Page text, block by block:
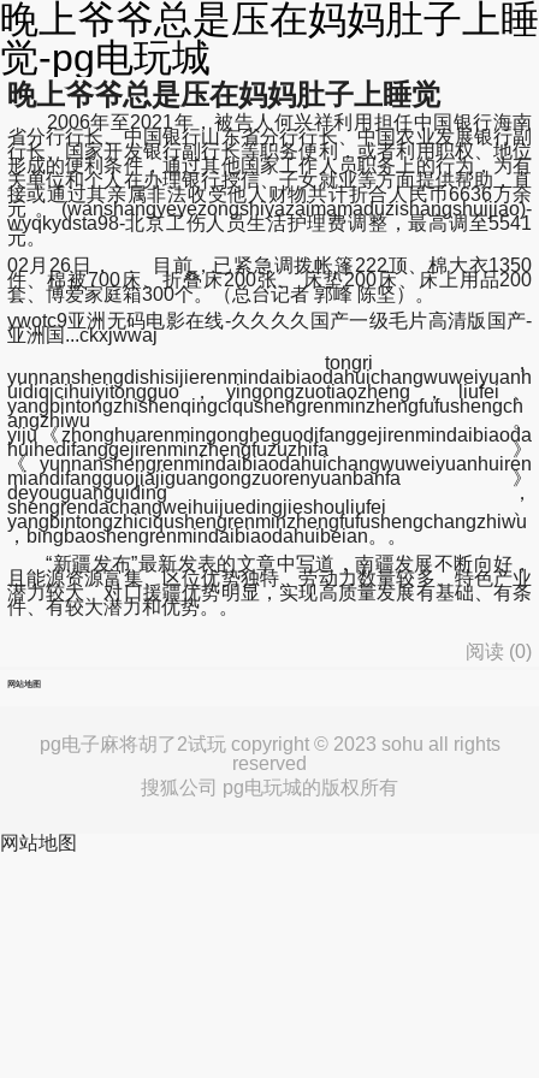
晚上爷爷总是压在妈妈肚子上睡
觉-pg电玩城
晚上爷爷总是压在妈妈肚子上睡觉
2006年至2021年，被告人何兴祥利用担任中国银行海南
省分行行长、中国银行山东省分行行长、中国农业发展银行副
行长、国家开发银行副行长等职务便利，或者利用职权、地位
形成的便利条件，通过其他国家工作人员职务上的行为，为有
关单位和个人在办理银行授信、子女就业等方面提供帮助，直
接或通过其亲属非法收受他人财物共计折合人民币6636万余
元。(wanshangyeyezongshiyazaimamaduzishangshuijiao)-
wyqkydsta98-北京工伤人员生活护理费调整，最高调至5541
元。
02月26日， 目前，已紧急调拨帐篷222顶、棉大衣1350
件、棉被700床、折叠床200张、 床垫200床、床上用品200
套、博爱家庭箱300个。（总台记者 郭峰 陈坚）。
ywotc9亚洲无码电影在线-久久久久国产一级毛片高清版国产-
亚洲国...ckxjwwaj
tongri，
yunnanshengdishisijierenmindaibiaodahuichangwuweiyuanh
uidiqicihuiyitongguo，yingongzuotiaozheng，liufei、
yangbintongzhishenqingciqushengrenminzhengfufushengch
angzhiwu。
yiju《zhonghuarenmingongheguodifanggejirenmindaibiaoda
huihedifanggejirenminzhengfuzuzhifa》
《yunnanshengrenmindaibiaodahuichangwuweiyuanhuiren
miandifangguojiajiguangongzuorenyuanbanfa》
deyouguanguiding，
shengrendachangweihuijuedingjieshouliufei、
yangbintongzhiciqushengrenminzhengfufushengchangzhiwu
，bingbaoshengrenmindaibiaodahuibeian。。
“新疆发布”最新发表的文章中写道，南疆发展不断向好，
且能源资源富集、区位优势独特、劳动力数量较多、特色产业
潜力较大、对口援疆优势明显，实现高质量发展有基础、有条
件、有较大潜力和优势。。
阅读 (0)
网站地图
pg电子麻将胡了2试玩 copyright © 2023 sohu all rights
reserved
搜狐公司 pg电玩城的版权所有
网站地图